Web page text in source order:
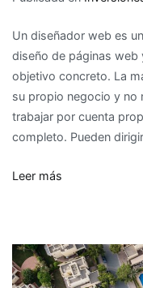
Un diseñador web es
diseño de páginas
objetivo concreto. La
su propio negocio y no
trabajar por cuenta
completo. Pueden
Leer más